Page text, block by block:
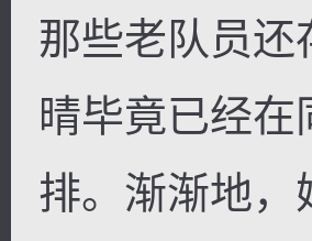
那些老队员还
晴毕竟已经在
排。渐渐地，